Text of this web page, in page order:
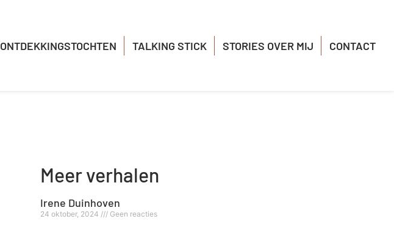
ONTDEKKINGSTOCHTEN TALKING STICK STORIES OVER MIJ CONTACT
Meer verhalen
Irene Duinhoven
24 oktober, 2024 Geen reacties